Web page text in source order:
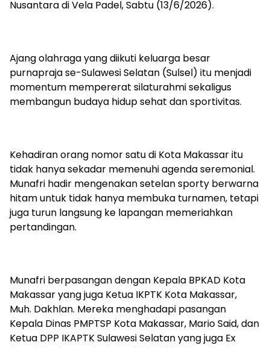
Nusantara di Vela Padel, Sabtu (13/6/2026).
Ajang olahraga yang diikuti keluarga besar
purnapraja se-Sulawesi Selatan (Sulsel) itu menjadi
momentum mempererat silaturahmi sekaligus
membangun budaya hidup sehat dan sportivitas.
Kehadiran orang nomor satu di Kota Makassar itu
tidak hanya sekadar memenuhi agenda seremonial.
Munafri hadir mengenakan setelan sporty berwarna
hitam untuk tidak hanya membuka turnamen, tetapi
juga turun langsung ke lapangan memeriahkan
pertandingan.
Munafri berpasangan dengan Kepala BPKAD Kota
Makassar yang juga Ketua IKPTK Kota Makassar,
Muh. Dakhlan. Mereka menghadapi pasangan
Kepala Dinas PMPTSP Kota Makassar, Mario Said, dan
Ketua DPP IKAPTK Sulawesi Selatan yang juga Ex